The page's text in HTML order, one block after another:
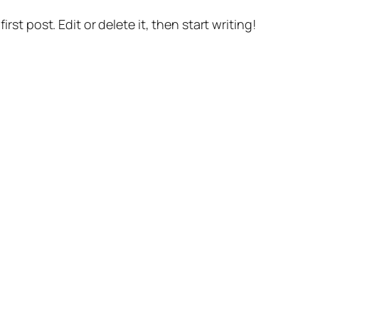
post. Edit or delete it, then start writing!